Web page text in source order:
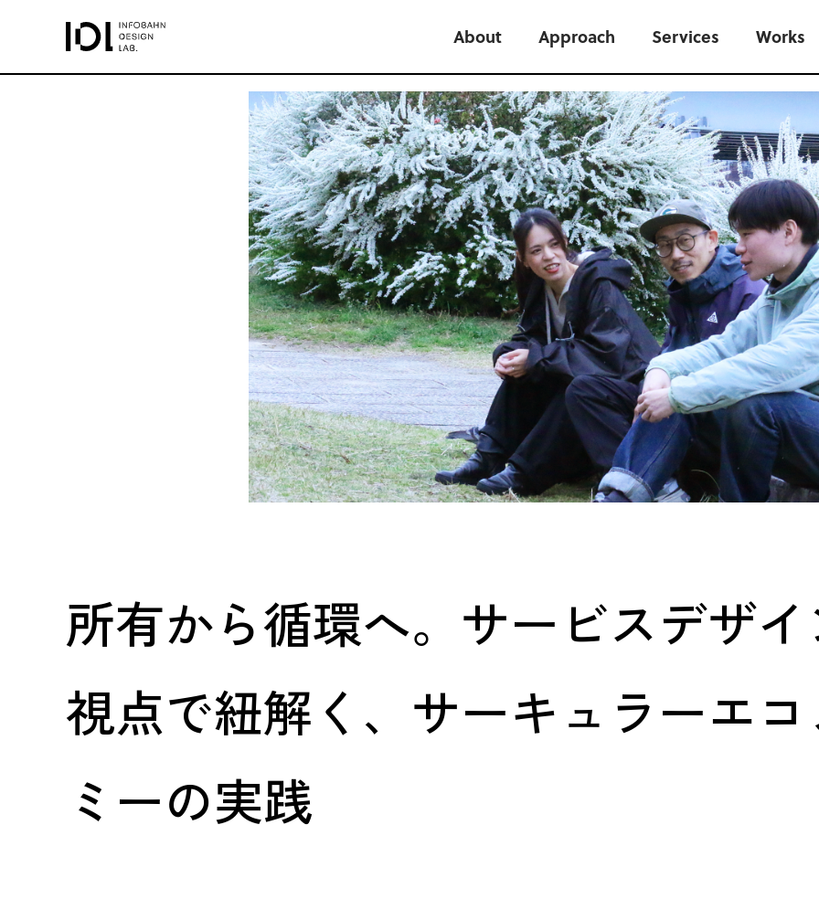
About Approach Services Works
所有から循環へ。サービスデザ
視点で紐解く、サーキュラーエ
ミーの実践